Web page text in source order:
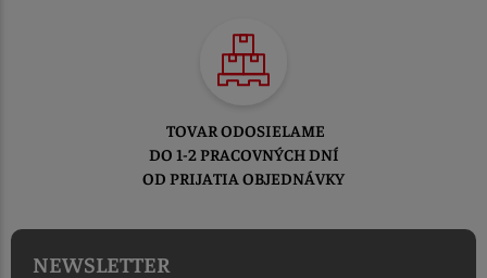
TOVAR ODOSIELAME
DO 1-2 PRACOVNÝCH DNÍ
OD PRIJATIA OBJEDNÁVKY
NEWSLETTER